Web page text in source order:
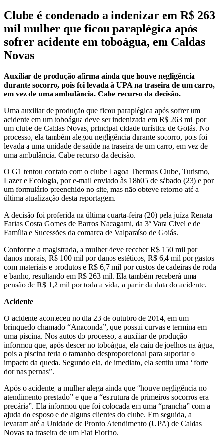
Clube é condenado a indenizar em R$ 263
mil mulher que ficou paraplégica após
sofrer acidente em toboágua, em Caldas
Novas
Auxiliar de produção afirma ainda que houve negligência
durante socorro, pois foi levada à UPA na traseira de um carro,
em vez de uma ambulância. Cabe recurso da decisão.
Uma auxiliar de produção que ficou paraplégica após sofrer um
acidente em um toboágua deve ser indenizada em R$ 263 mil por
um clube de Caldas Novas, principal cidade turística de Goiás. No
processo, ela também alegou negligência durante socorro, pois foi
levada a uma unidade de saúde na traseira de um carro, em vez de
uma ambulância. Cabe recurso da decisão.
O G1 tentou contato com o clube Lagoa Thermas Clube, Turismo,
Lazer e Ecologia, por e-mail enviado às 18h05 de sábado (23) e por
um formulário preenchido no site, mas não obteve retorno até a
última atualização desta reportagem.
A decisão foi proferida na última quarta-feira (20) pela juíza Renata
Farias Costa Gomes de Barros Nacagami, da 3ª Vara Cível e de
Família e Sucessões da comarca de Valparaíso de Goiás.
Conforme a magistrada, a mulher deve receber R$ 150 mil por
danos morais, R$ 100 mil por danos estéticos, R$ 6,4 mil por gastos
com materiais e produtos e R$ 6,7 mil por custos de cadeiras de roda
e banho, resultando em R$ 263 mil. Ela também receberá uma
pensão de R$ 1,2 mil por toda a vida, a partir da data do acidente.
Acidente
O acidente aconteceu no dia 23 de outubro de 2014, em um
brinquedo chamado “Anaconda”, que possui curvas e termina em
uma piscina. Nos autos do processo, a auxiliar de produção
informou que, após descer no toboágua, ela caiu de joelhos na água,
pois a piscina teria o tamanho desproporcional para suportar o
impacto da queda. Segundo ela, de imediato, ela sentiu uma “forte
dor nas pernas”.
Após o acidente, a mulher alega ainda que “houve negligência no
atendimento prestado” e que a “estrutura de primeiros socorros era
precária”. Ela informou que foi colocada em uma “prancha” com a
ajuda do esposo e de alguns clientes do clube. Em seguida, a
levaram até a Unidade de Pronto Atendimento (UPA) de Caldas
Novas na traseira de um Fiat Fiorino.